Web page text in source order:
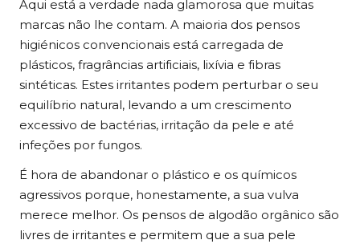
Aqui está a verdade nada glamorosa que muitas
marcas não lhe contam. A maioria dos pensos
higiénicos convencionais está carregada de
plásticos, fragrâncias artificiais, lixívia e fibras
sintéticas. Estes irritantes podem perturbar o seu
equilíbrio natural, levando a um crescimento
excessivo de bactérias, irritação da pele e até
infeções por fungos.
É hora de abandonar o plástico e os químicos
agressivos porque, honestamente, a sua vulva
merece melhor. Os pensos de algodão orgânico são
livres de irritantes e permitem que a sua pele